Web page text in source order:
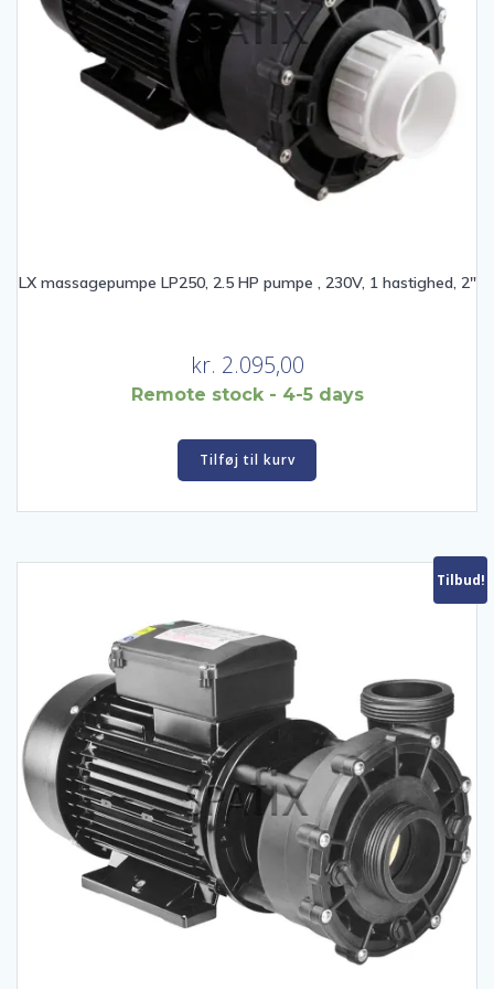
LX massagepumpe LP250, 2.5 HP pumpe , 230V, 1 hastighed, 2″
kr. 2.095,00
Remote stock - 4-5 days
Tilføj til kurv
Tilbud!